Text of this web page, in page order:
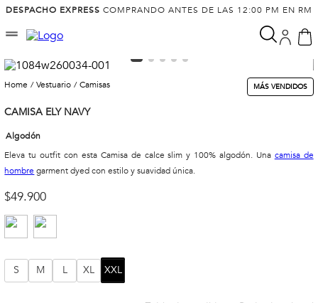
DESPACHO EXPRESS COMPRANDO ANTES DE LAS 12:00 PM EN RM
vestuario camisas MÁS VENDIDOS
CAMISA ELY NAVY
Algodón
Eleva tu outfit con esta Camisa de calce slim y 100% algodón. Una camisa de
hombre garment dyed con estilo y suavidad única.
$49.900
S M L XL XXL